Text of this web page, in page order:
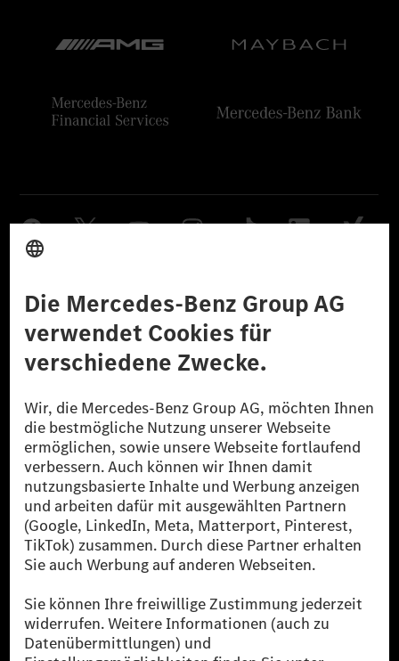
Datenschutz Lizenzhinweise Dritter Barrierefreiheit
© 2026 Mercedes-Benz Group AG. Alle Rechte vorbehalten.
[1] Bilanziell CO₂-neutral bedeutet, dass nicht vermiedene oder nicht
reduzierte CO₂-Emissionen bei der Mercedes-Benz Group durch
zertifizierte Ausgleichsprojekte kompensiert werden.
[2] Renewable Charging ist ein integraler Bestandteil von MB.CHARGE
Public in Europa, den USA, Kanada und China. Sofern an der jeweiligen
Ladestation noch kein Strom aus erneuerbaren Energien vorliegt,
verwendet Renewable Charging Grünstromzertifikate*. Diese stellen
sicher, dass für Ladevorgänge über MB.CHARGE Public eine äquivalente
Strommenge aus erneuerbaren Energien ins Stromnetz eingespeist wird.
als sechs Jahre sind.
* Inkl. EKOenergy Ökolabel
* Die angegebenen Werte wurden nach dem vorgeschriebenen
Messverfahren WLTP (Worldwide harmonised Light vehicles Test